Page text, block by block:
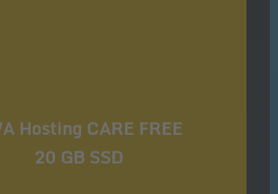
Hosting CARE FREE
20 GB SSD